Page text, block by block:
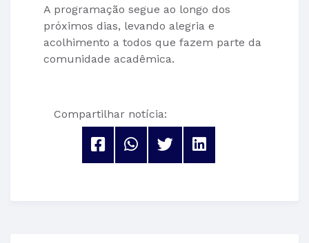
A programação segue ao longo dos
próximos dias, levando alegria e
acolhimento a todos que fazem parte da
comunidade acadêmica.
Compartilhar notícia: